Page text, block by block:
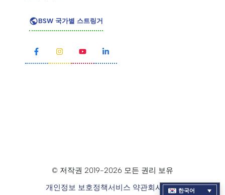
BSW 국가별 스트링거
© 저작권 2019-2026 모든 권리 보유
개인정보 보호정책서비스 약관회사 소개한국어